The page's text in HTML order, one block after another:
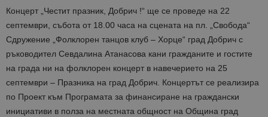
Концерт „Честит празник, Добрич !“ ще се проведе на 22
септември, събота от 18.00 часа на сцената на пл. „Свобода“
Сдружение „Фолклорен танцов клуб – Хорце“ град Добрич с
ръководител Севдалина Атанасова кани гражданите и гостите
на града ни на фолклорен концерт в навечерието на 25
септември – Празника на град Добрич. Концертът се реализира
по Проект към Програмата за финансиране на граждански
инициативи в полза на местната общност на Община град